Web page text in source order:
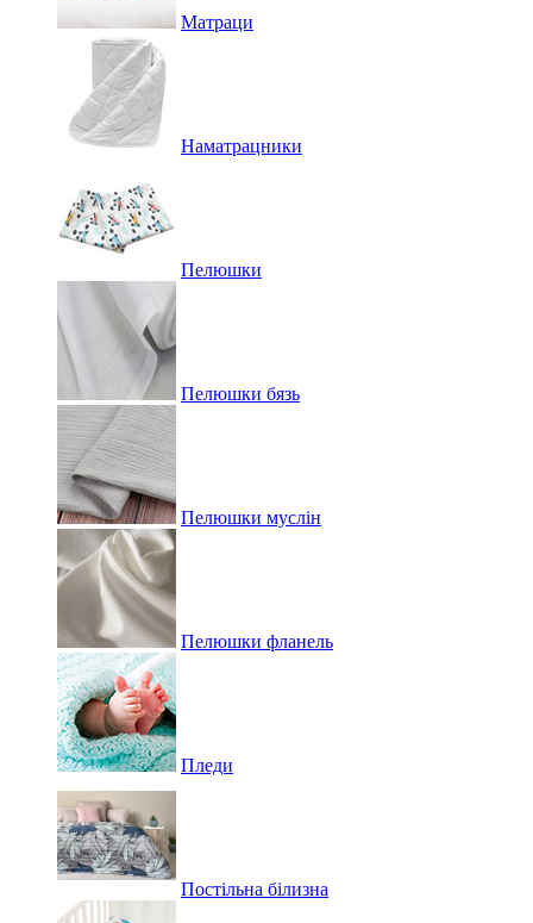
Матраци
Наматрацники
Пелюшки
Пелюшки бязь
Пелюшки муслін
Пелюшки фланель
Пледи
Постільна білизна